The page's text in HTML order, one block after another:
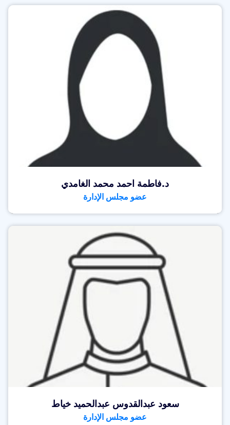
د.فاطمة احمد محمد الغامدي
عضو مجلس الإدارة
سعود عبدالقدوس عبدالحميد خياط
عضو مجلس الإدارة